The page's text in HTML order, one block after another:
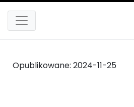
Opublikowane: 2024-11-25